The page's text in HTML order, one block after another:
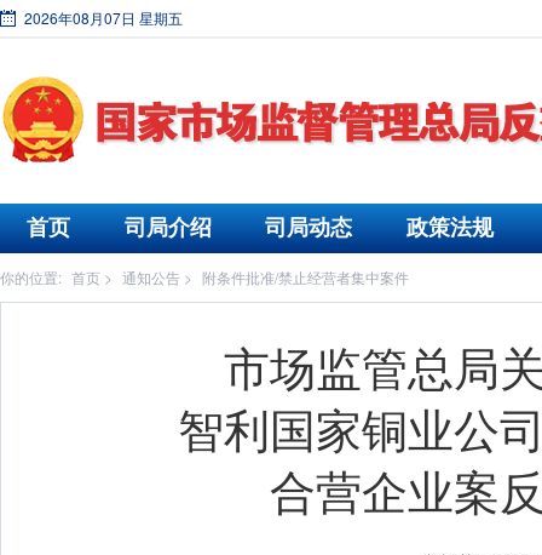
2026年08月07日 星期五
首页 司局介绍 司局动态 政策法规
你的位置: 首页 > 通知公告 > 附条件批准/禁止经营者集中案件
市场监管总局
智利国家铜业公
合营企业案